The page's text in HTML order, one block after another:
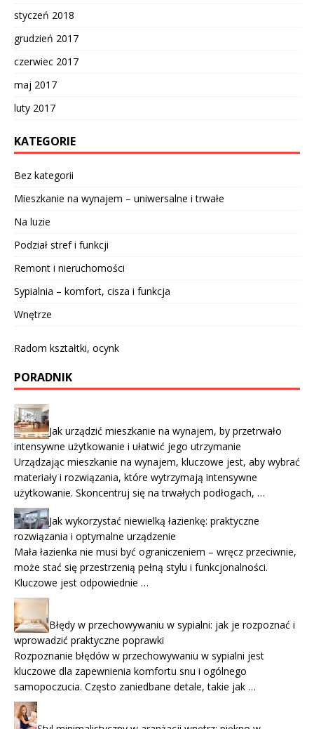
styczeń 2018
grudzień 2017
czerwiec 2017
maj 2017
luty 2017
KATEGORIE
Bez kategorii
Mieszkanie na wynajem – uniwersalne i trwałe
Na luzie
Podział stref i funkcji
Remont i nieruchomości
Sypialnia – komfort, cisza i funkcja
Wnętrze
Radom kształtki, ocynk
PORADNIK
Jak urządzić mieszkanie na wynajem, by przetrwało
intensywne użytkowanie i ułatwić jego utrzymanie
Urządzając mieszkanie na wynajem, kluczowe jest, aby wybrać
materiały i rozwiązania, które wytrzymają intensywne
użytkowanie. Skoncentruj się na trwałych podłogach, …
Jak wykorzystać niewielką łazienkę: praktyczne
rozwiązania i optymalne urządzenie
Mała łazienka nie musi być ograniczeniem – wręcz przeciwnie,
może stać się przestrzenią pełną stylu i funkcjonalności.
Kluczowe jest odpowiednie …
Błędy w przechowywaniu w sypialni: jak je rozpoznać i
wprowadzić praktyczne poprawki
Rozpoznanie błędów w przechowywaniu w sypialni jest
kluczowe dla zapewnienia komfortu snu i ogólnego
samopoczucia. Często zaniedbane detale, takie jak …